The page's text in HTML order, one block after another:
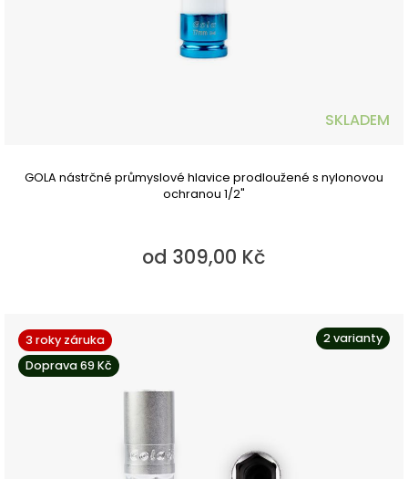
SKLADEM
GOLA nástrčné průmyslové hlavice prodloužené s nylonovou
ochranou 1/2"
od 309,00 Kč
2 varianty
3 roky záruka
Doprava 69 Kč